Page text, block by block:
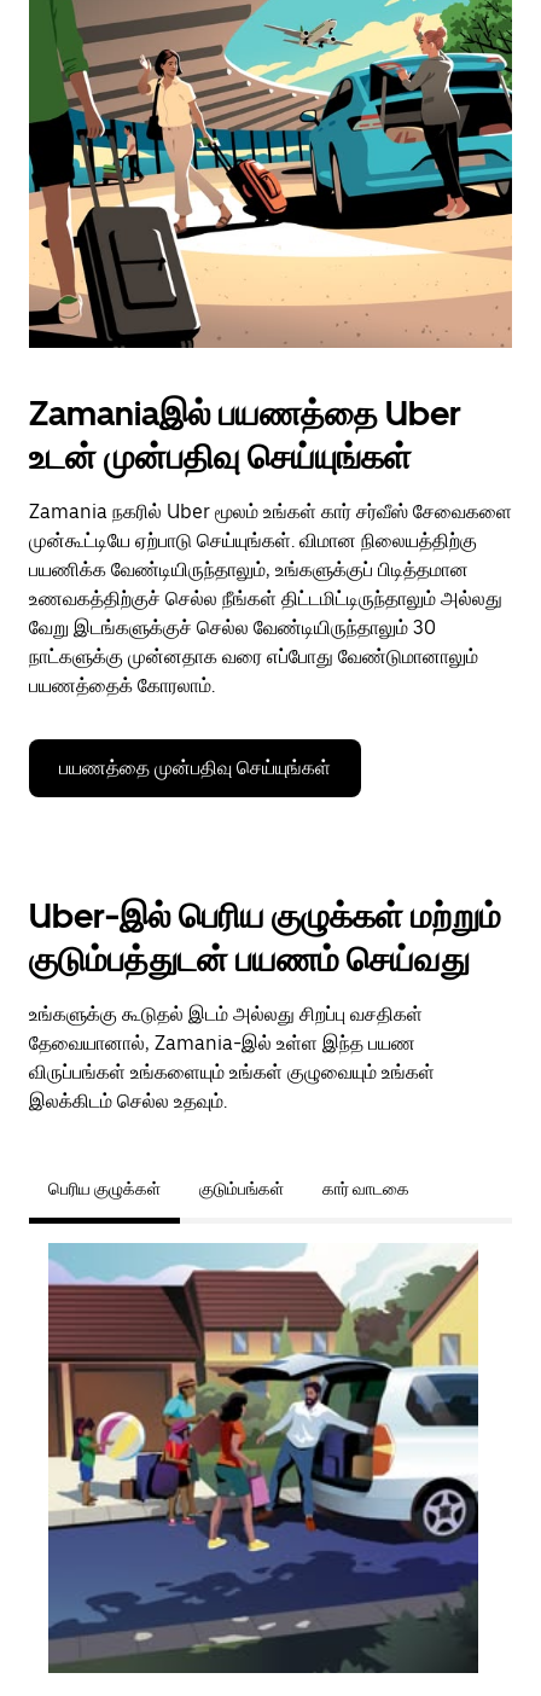
Zamaniaஇல் பயணத்தை Uber
உடன் முன்பதிவு செய்யுங்கள்
Zamania நகரில் Uber மூலம் உங்கள் கார் சர்வீஸ் சேவைகளை
முன்கூட்டியே ஏற்பாடு செய்யுங்கள். விமான நிலையத்திற்கு
பயணிக்க வேண்டியிருந்தாலும், உங்களுக்குப் பிடித்தமான
உணவகத்திற்குச் செல்ல நீங்கள் திட்டமிட்டிருந்தாலும் அல்லது
வேறு இடங்களுக்குச் செல்ல வேண்டியிருந்தாலும் 30
நாட்களுக்கு முன்னதாக வரை எப்போது வேண்டுமானாலும்
பயணத்தைக் கோரலாம்.
பயணத்தை முன்பதிவு செய்யுங்கள்
Uber-இல் பெரிய குழுக்கள் மற்றும்
குடும்பத்துடன் பயணம் செய்வது
உங்களுக்கு கூடுதல் இடம் அல்லது சிறப்பு வசதிகள்
தேவையானால், Zamania-இல் உள்ள இந்த பயண
விருப்பங்கள் உங்களையும் உங்கள் குழுவையும் உங்கள்
இலக்கிடம் செல்ல உதவும்.
பெரிய குழுக்கள் குடும்பங்கள் கார் வாடகை